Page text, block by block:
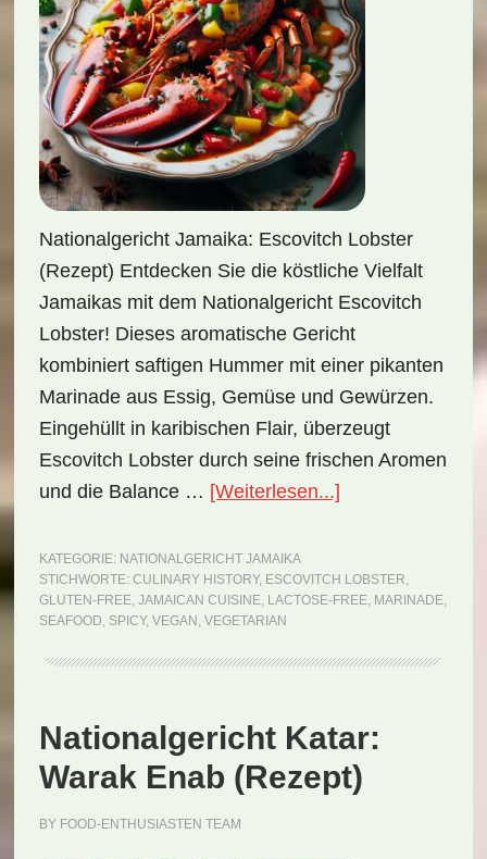
Nationalgericht Jamaika: Escovitch Lobster
(Rezept) Entdecken Sie die köstliche Vielfalt
Jamaikas mit dem Nationalgericht Escovitch
Lobster! Dieses aromatische Gericht
kombiniert saftigen Hummer mit einer pikanten
Marinade aus Essig, Gemüse und Gewürzen.
Eingehüllt in karibischen Flair, überzeugt
Escovitch Lobster durch seine frischen Aromen
und die Balance … [Weiterlesen...]
Lobster
KATEGORIE: NATIONALGERICHT JAMAIKA
STICHWORTE: CULINARY HISTORY, ESCOVITCH LOBSTER,
GLUTEN-FREE, JAMAICAN CUISINE, LACTOSE-FREE, MARINADE,
SEAFOOD, SPICY, VEGAN , VEGETARIAN
Nationalgericht Katar:
Warak Enab (Rezept)
BY FOOD-ENTHUSIASTEN TEAM